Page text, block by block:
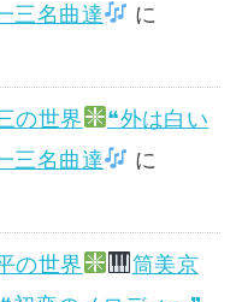
三名曲達
に
の世界
❝外は白い
三名曲達
に
の世界
筒美京